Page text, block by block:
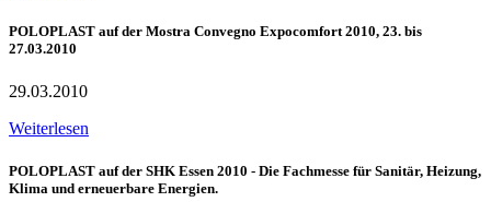
POLOPLAST auf der Mostra Convegno Expocomfort 2010, 23. bis
27.03.2010
29.03.2010
Weiterlesen
POLOPLAST auf der SHK Essen 2010 - Die Fachmesse für Sanitär, Heizung,
Klima und erneuerbare Energien.